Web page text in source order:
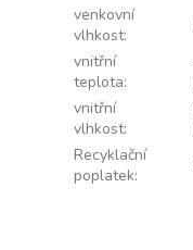
venkovní
vlhkost:
vnitřní
teplota:
vnitřní
vlhkost:
Recyklační
poplatek: